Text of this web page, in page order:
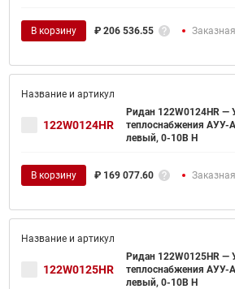
В корзину ₽ 206 536.55
122W0124HR
Ридан 122W0124HR —
теплоснабжения АУУ-
левый, 0-10В H
В корзину ₽ 169 077.60
122W0125HR
Ридан 122W0125HR —
теплоснабжения АУУ-
левый, 0-10В H